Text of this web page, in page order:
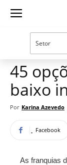
Guia
Oportunidades e
45
baixo
Por Karina Azevedo
Facebook
As franquias